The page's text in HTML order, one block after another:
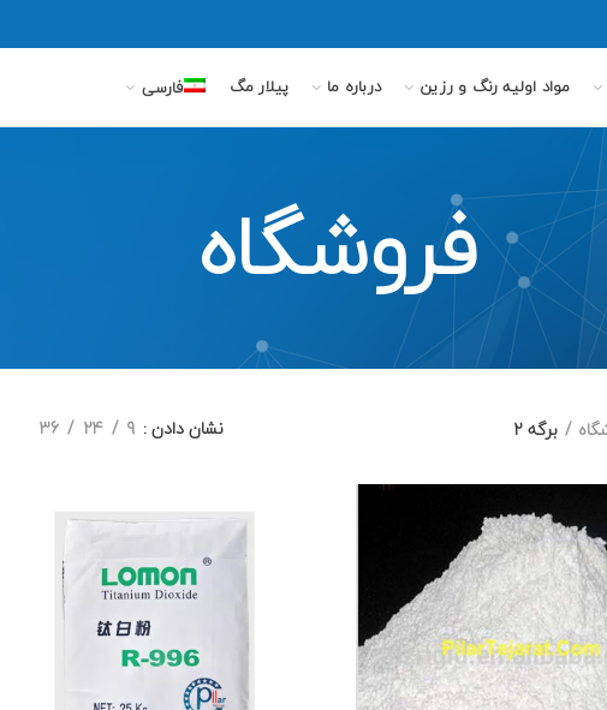
مواد اولیه رنگ و رزین درباره ما پیلار مگ فارسی
فروشگاه
برگه 2 نشان دادن 9
24
36